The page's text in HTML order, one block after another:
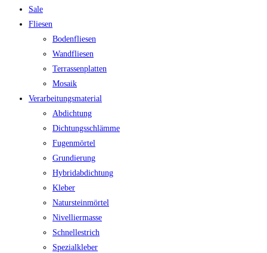
Sale
Fliesen
Bodenfliesen
Wandfliesen
Terrassenplatten
Mosaik
Verarbeitungsmaterial
Abdichtung
Dichtungsschlämme
Fugenmörtel
Grundierung
Hybridabdichtung
Kleber
Natursteinmörtel
Nivelliermasse
Schnellestrich
Spezialkleber